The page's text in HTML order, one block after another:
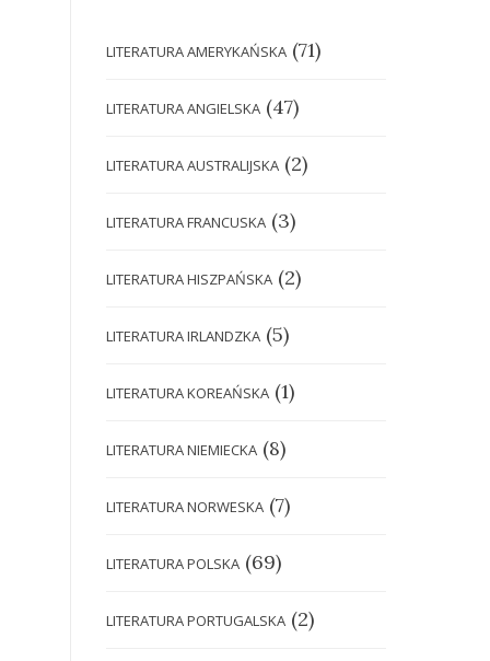
LITERATURA AMERYKAŃSKA (71)
LITERATURA ANGIELSKA (47)
LITERATURA AUSTRALIJSKA (2)
LITERATURA FRANCUSKA (3)
LITERATURA HISZPAŃSKA (2)
LITERATURA IRLANDZKA (5)
LITERATURA KOREAŃSKA (1)
LITERATURA NIEMIECKA (8)
LITERATURA NORWESKA (7)
LITERATURA POLSKA (69)
LITERATURA PORTUGALSKA (2)